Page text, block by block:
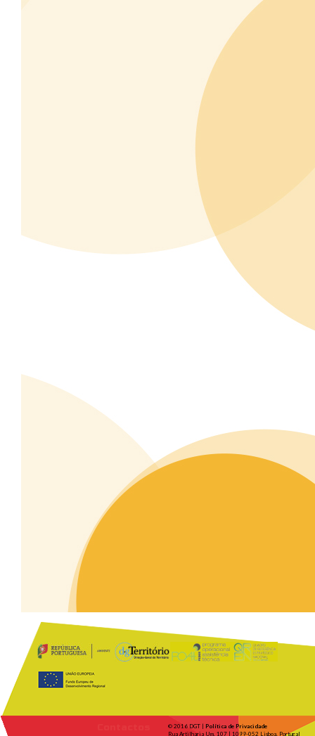
© 2016 DGT | Política de Privacidade
Rua Artilharia Um, 107 | 1099-052 Lisboa, Portugal